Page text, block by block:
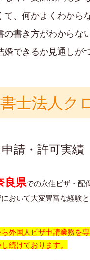
、何かよくわからな
書き方がわからない
できるか見通しが
士法人ク
請・許可実績
良県での永住ビザ・配
おいて大変豊富な経験
外国人ビザ申請業務を
続けております。